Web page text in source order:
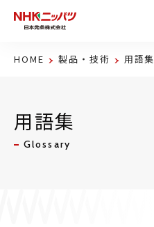
製品・技術
HOME 製品・技術 用語集
用語集
Glossary